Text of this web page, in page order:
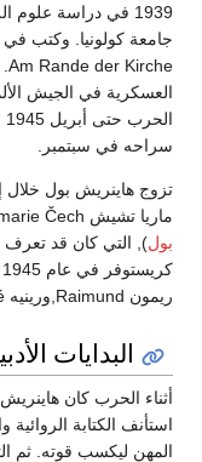
1939 في دراسة علوم
جامعة كولونيا. وكتب في
العسكرية في الجيش
سراحه في سبتمبر.
ماريا تشيش Annemarie Čech (التي صار لقبها بعد الزواج
بول), التي كان قد تعرف
ريمون Raimund,ورينيه René, وفينسنت Vincent.
البدايات
أثناء الحرب كان
استأنف الكتابة
المهن ليكسب قوته. ثم